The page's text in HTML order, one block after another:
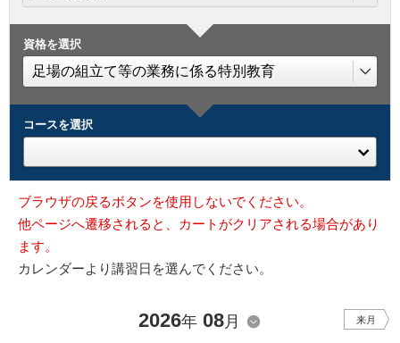
資格を選択
コースを選択
ブラウザの戻るボタンを使用しないでください。
他ページへ遷移されると、カートがクリアされる場合があり
ます。
カレンダーより講習日を選んでください。
2026年 08月 来月